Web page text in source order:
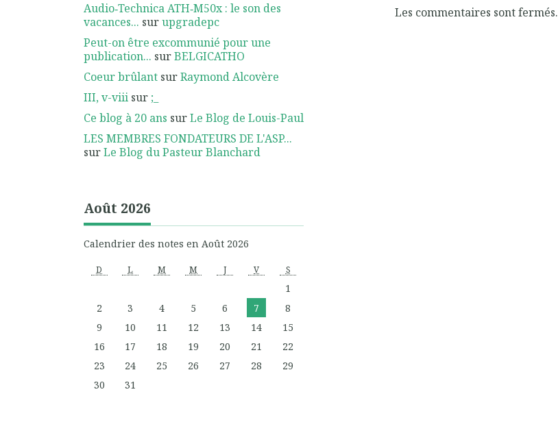
Audio‑Technica ATH‑M50x : le son des
vacances... surupgradepc
Peut-on être excommunié pour une
publication... surBELGICATHO
Coeur brûlant surRaymond Alcovère
III, v-viii sur ;_
Ce blog à 20 ans surLe Blog de Louis-Paul
LES MEMBRES FONDATEURS DE L'ASP...
surLe Blog du Pasteur Blanchard
Août 2026
Calendrier des notes en Août 2026
D L M M J V S
1
2
3 4 5 6 7
8
9
10 11 12 13 14
15
16
17 18 19 20 21
22
23
24 25 26 27 28
29
30
31
Les commentaires sont fermés.